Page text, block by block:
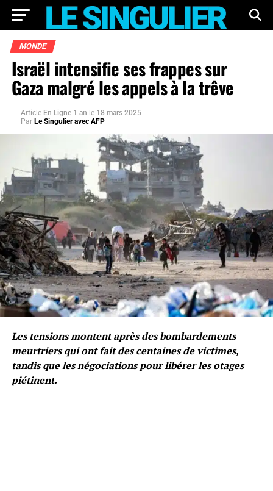
MONDE
Israël intensifie ses frappes sur
Gaza malgré les appels à la trêve
Article En Ligne 1 an le 18 mars 2025
Par Le Singulier avec AFP
Les tensions montent après des bombardements
meurtriers qui ont fait des centaines de victimes,
tandis que les négociations pour libérer les otages
piétinent.